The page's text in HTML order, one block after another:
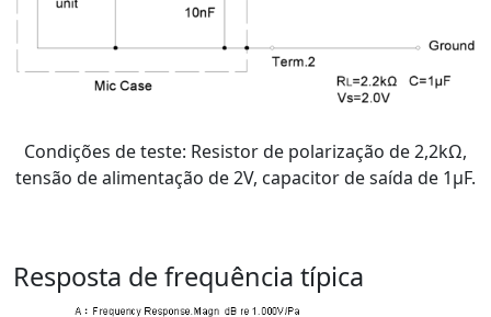
Condições de teste: Resistor de polarização de 2,2kΩ,
tensão de alimentação de 2V, capacitor de saída de 1μF.
Resposta de frequência típica